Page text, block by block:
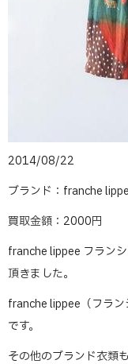
2014/08/22
ブランド：franche
買取金額：2000円
franche lippee フラン
頂きました。
franche lippee（フラン
です。
その他のブランド衣類